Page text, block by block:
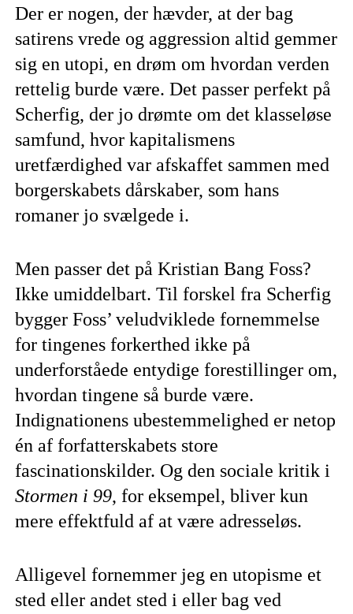
Der er nogen, der hævder, at der bag
satirens vrede og aggression altid gemmer
sig en utopi, en drøm om hvordan verden
rettelig burde være. Det passer perfekt på
Scherfig, der jo drømte om det klasseløse
samfund, hvor kapitalismens
uretfærdighed var afskaffet sammen med
borgerskabets dårskaber, som hans
romaner jo svælgede i.
Men passer det på Kristian Bang Foss?
Ikke umiddelbart. Til forskel fra Scherfig
bygger Foss’ veludviklede fornemmelse
for tingenes forkerthed ikke på
underforståede entydige forestillinger om,
hvordan tingene så burde være.
Indignationens ubestemmelighed er netop
én af forfatterskabets store
fascinationskilder. Og den sociale kritik i
Stormen i 99, for eksempel, bliver kun
mere effektfuld af at være adresseløs.
Alligevel fornemmer jeg en utopisme et
sted eller andet sted i eller bag ved